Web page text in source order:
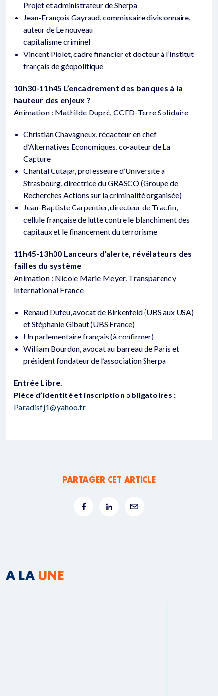
Projet et administrateur de Sherpa
Jean-François Gayraud, commissaire divisionnaire,
auteur de Le nouveau
capitalisme criminel
Vincent Piolet, cadre financier et docteur à l’Institut
français de géopolitique
10h30-11h45 L’encadrement des banques à la
hauteur des enjeux ?
Animation : Mathilde Dupré, CCFD-Terre Solidaire
Christian Chavagneux, rédacteur en chef
d’Alternatives Economiques, co-auteur de La
Capture
Chantal Cutajar, professeure d’Université à
Strasbourg, directrice du GRASCO (Groupe de
Recherches Actions sur la criminalité organisée)
Jean-Baptiste Carpentier, directeur de Tracfin,
cellule française de lutte contre le blanchiment des
capitaux et le financement du terrorisme
11h45-13h00 Lanceurs d’alerte, révélateurs des
failles du système
Animation : Nicole Marie Meyer, Transparency
International France
Renaud Dufeu, avocat de Birkenfeld (UBS aux USA)
et Stéphanie Gibaut (UBS France)
Un parlementaire français (à confirmer)
William Bourdon, avocat au barreau de Paris et
président fondateur de l’association Sherpa
Entrée Libre.
Pièce d’identité et inscription obligatoires :
Paradisfj1@yahoo.fr
PARTAGER CET ARTICLE
A LA UNE